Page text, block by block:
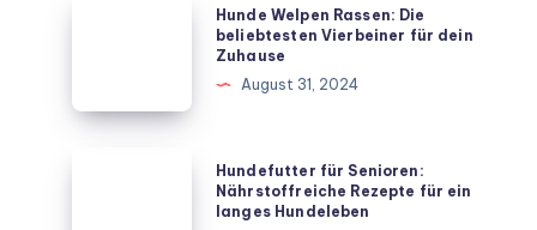
beliebtesten
Hunde Welpen Rassen: Die
beliebtesten Vierbeiner für dein
Zuhause
August 31, 2024
Hundefutter für Senioren:
Nährstoffreiche Rezepte für ein
langes Hundeleben